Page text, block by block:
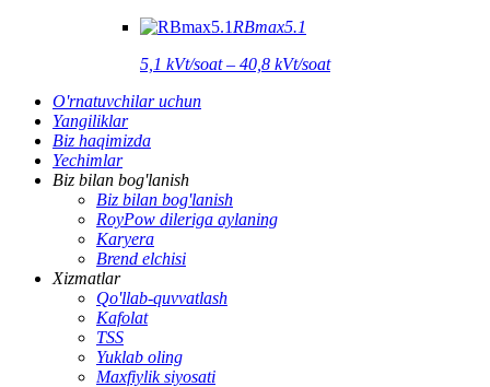
RBmax5.1
5,1 kVt/soat – 40,8 kVt/soat
O'rnatuvchilar uchun
Yangiliklar
Biz haqimizda
Yechimlar
Biz bilan bog'lanish
Biz bilan bog'lanish
RoyPow dileriga aylaning
Karyera
Brend elchisi
Xizmatlar
Qo'llab-quvvatlash
Kafolat
TSS
Yuklab oling
Maxfiylik siyosati